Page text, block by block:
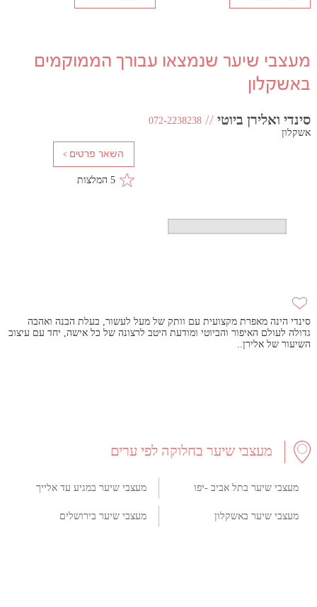
מעצבי שיער שנמצאו עבורך הממוקמים
באשקלון
סינדי ואלירן ביוטי //
072-2238238
אשקלון
5 המלצות
סינדי הינה מאפרת מקצועית עם וותק של מעל לעשור, בעלת הבנה ואהבה
גדולה לעולם האיפור והביוטי ומודעת היטב לרצונה של כל אישה, יחד עם עיצוב
השיעור של אלירן..
מעצבי שיער בחלוקה לפי ערים
מעצבי שיער בתל אביב -יפו מעצבי שיער במגיע עד אלייך
מעצבי שיער באשקלון מעצבי שיער בירושלים